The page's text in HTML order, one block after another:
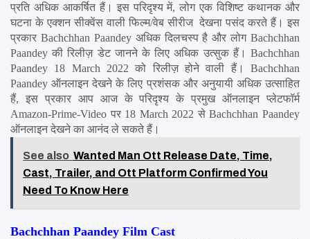
प्रति अधिक आकर्षित हैं। इस परिदृश्य में, लोग एक विशिष्ट कथानक और
घटना के एक्शन सीक्वेंस वाली फिल्म/वेब सीरीज  देखना पसंद करते हैं। इस
प्रकार Bachchhan Paandey अधिक दिलचस्प है और लोग Bachchhan
Paandey की रिलीज़ डेट जानने के लिए अधिक उत्सुक हैं। Bachchhan
Paandey 18 March 2022 को रिलीज़ होने वाली हैं। Bachchhan
Paandey ऑनलाइन देखने के लिए प्रशंसक और अनुयायी अधिक उत्साहित
हैं, इस प्रकार आप आज के परिदृश्य के प्रमुख ऑनलाइन प्लेटफॉर्म
Amazon-Prime-Video पर 18 March 2022 से Bachchhan Paandey
ऑनलाइन देखने का आनंद ले सकते हैं।
See also Wanted Man Ott Release Date, Time,
Cast, Trailer, and Ott Platform Confirmed You
Need To Know Here
Bachchhan Paandey Film Cast